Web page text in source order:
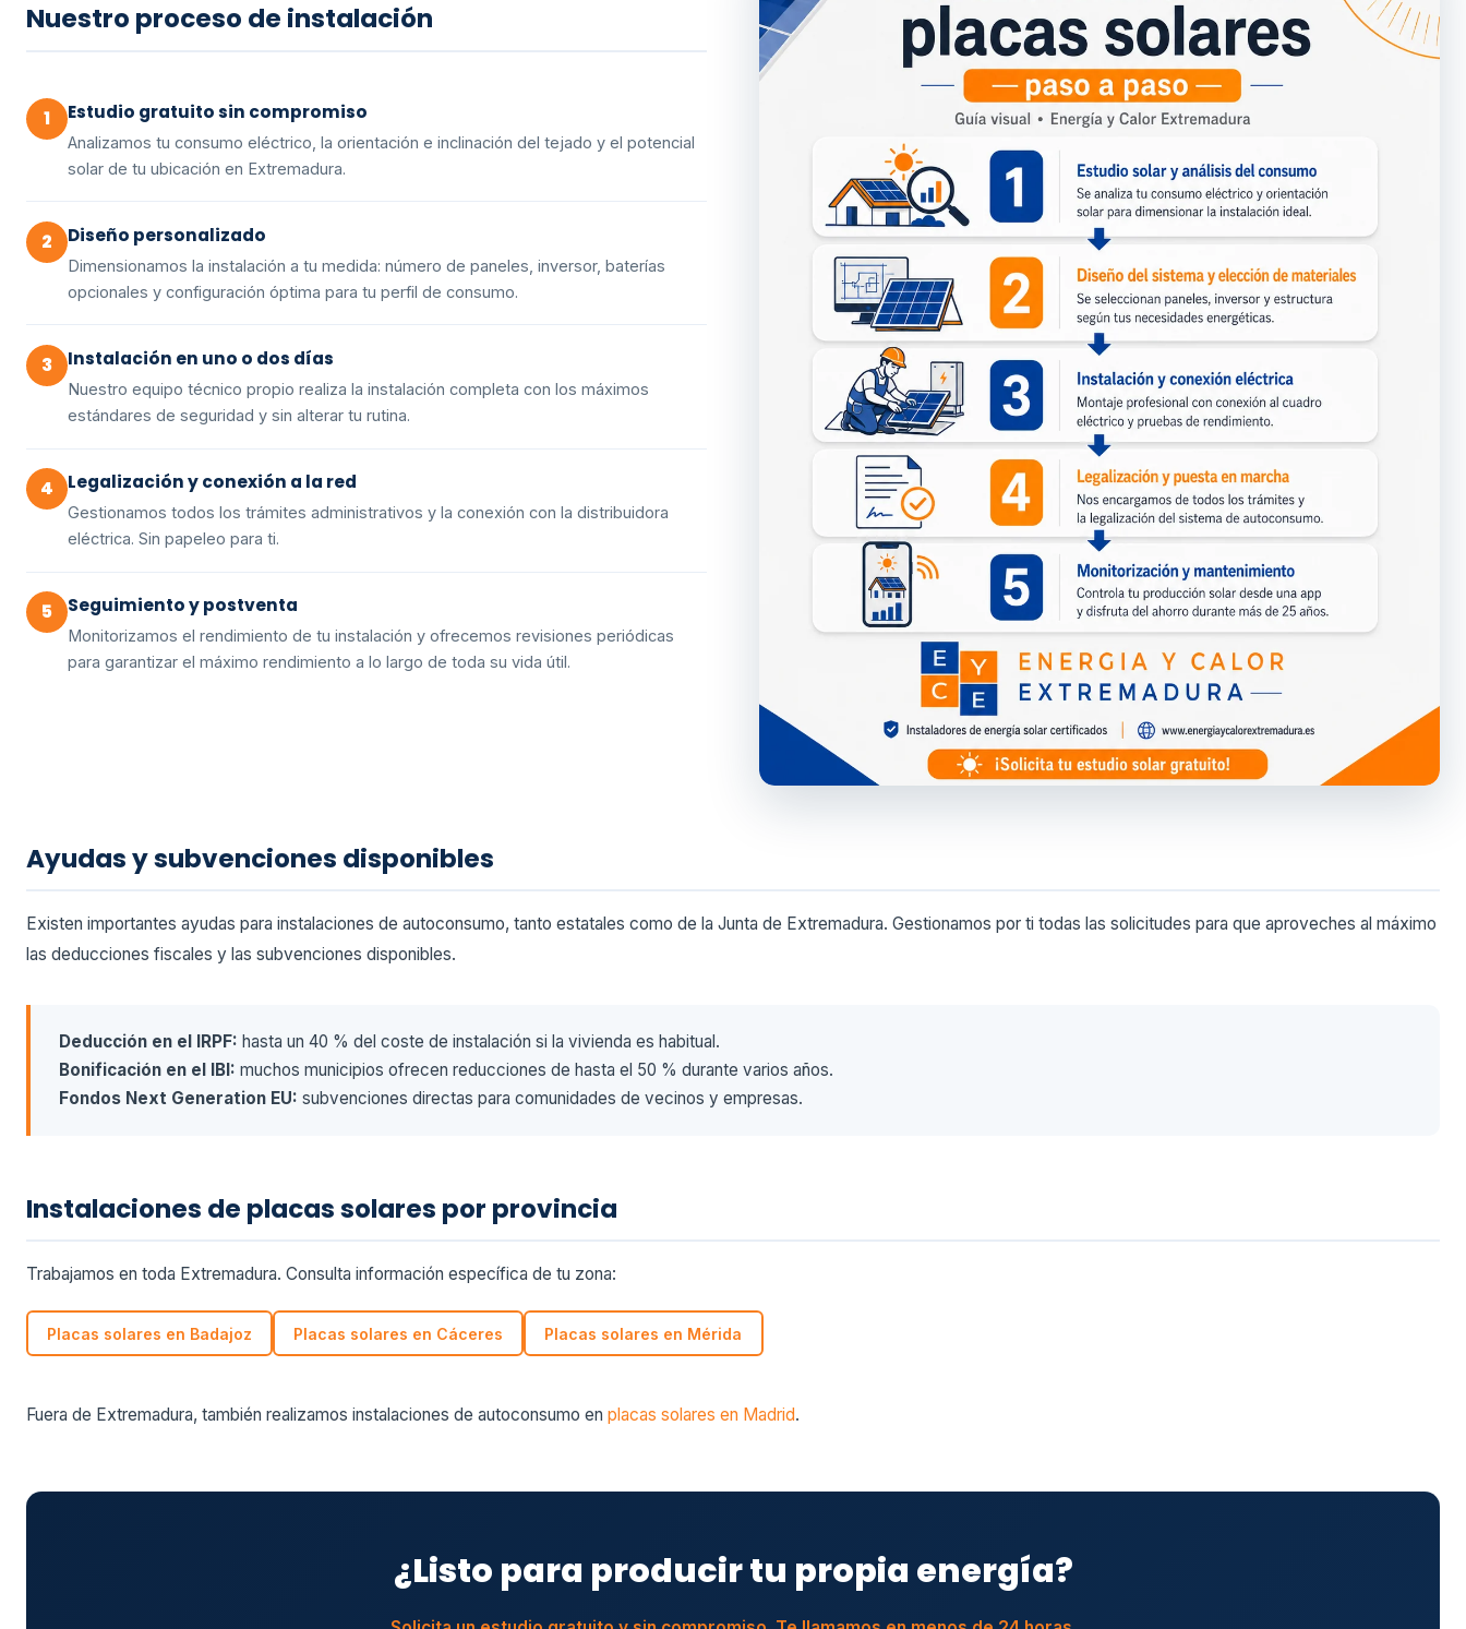
Nuestro proceso de instalación
1 Estudio gratuito sin compromiso
Analizamos tu consumo eléctrico, la orientación e inclinación del tejado y el potencial
solar de tu ubicación en Extremadura.
2 Diseño personalizado
Dimensionamos la instalación a tu medida: número de paneles, inversor, baterías
opcionales y configuración óptima para tu perfil de consumo.
3 Instalación en uno o dos días
Nuestro equipo técnico propio realiza la instalación completa con los máximos
estándares de seguridad y sin alterar tu rutina.
4 Legalización y conexión a la red
Gestionamos todos los trámites administrativos y la conexión con la distribuidora
eléctrica. Sin papeleo para ti.
5 Seguimiento y postventa
Monitorizamos el rendimiento de tu instalación y ofrecemos revisiones periódicas
para garantizar el máximo rendimiento a lo largo de toda su vida útil.
Ayudas y subvenciones disponibles
Existen importantes ayudas para instalaciones de autoconsumo, tanto estatales como de la Junta de Extremadura. Gestionamos por ti todas las solicitudes para que aproveches al máximo
las deducciones fiscales y las subvenciones disponibles.
Deducción en el IRPF: hasta un 40 % del coste de instalación si la vivienda es habitual.
Bonificación en el IBI: muchos municipios ofrecen reducciones de hasta el 50 % durante varios años.
Fondos Next Generation EU: subvenciones directas para comunidades de vecinos y empresas.
Instalaciones de placas solares por provincia
Trabajamos en toda Extremadura. Consulta información específica de tu zona:
Placas solares en Badajoz Placas solares en Cáceres Placas solares en Mérida
Fuera de Extremadura, también realizamos instalaciones de autoconsumo en placas solares en Madrid.
¿Listo para producir tu propia energía?